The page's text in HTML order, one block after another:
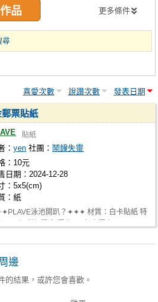
更多條件
尋
喜愛次數 說讚次數 發表日期
票貼紙
貼紙
：yen 社團： 鬧鐘失靈
：10元
日期：2024-12-28
：5x5(cm)
：紙
泳池開趴？✦✦✦ 材質：白卡貼紙 特
邊
的結果，或許您會喜歡。